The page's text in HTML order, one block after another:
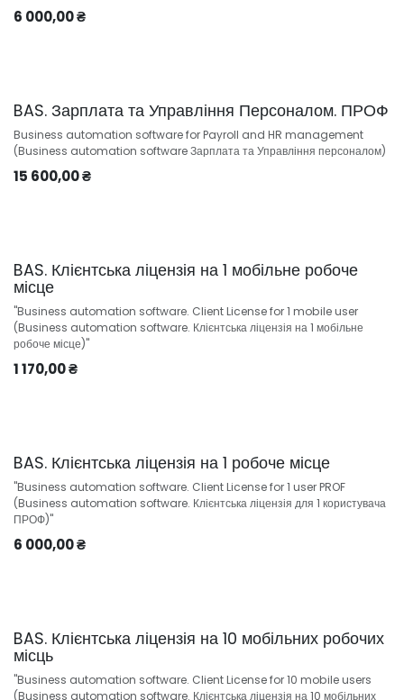
6 000,00₴
BAS. Зарплата та Управління Персоналом. ПРОФ
Business automation software for Payroll and HR management
(Business automation software Зарплата та Управління персоналом)
15 600,00₴
BAS. Клієнтська ліцензія на 1 мобільне робоче
місце
"Business automation software. Client License for 1 mobile user
(Business automation software. Клієнтська ліцензія на 1 мобільне
робоче місце)"
1 170,00₴
BAS. Клієнтська ліцензія на 1 робоче місце
"Business automation software. Client License for 1 user PROF
(Business automation software. Клієнтська ліцензія для 1 користувача
ПРОФ)"
6 000,00₴
BAS. Клієнтська ліцензія на 10 мобільних робочих
місць
"Business automation software. Client License for 10 mobile users
(Business automation software. Клієнтська ліцензія на 10 мобільних